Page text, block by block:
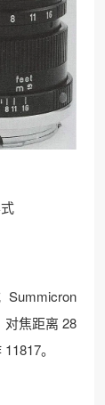
对焦距离 28
。